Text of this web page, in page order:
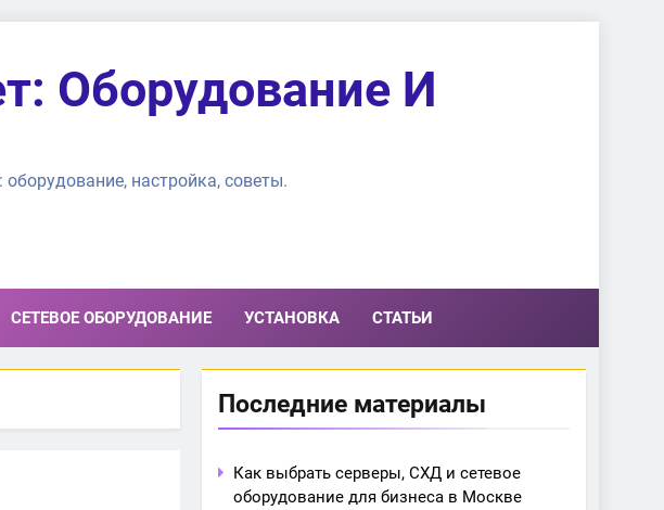
Оборудование И
настройка, советы.
СЕТЕВОЕ ОБОРУДОВАНИЕ УСТАНОВКА СТАТЬИ
Последние материалы
Как выбрать серверы, СХД и сетевое
оборудование для бизнеса в Москве